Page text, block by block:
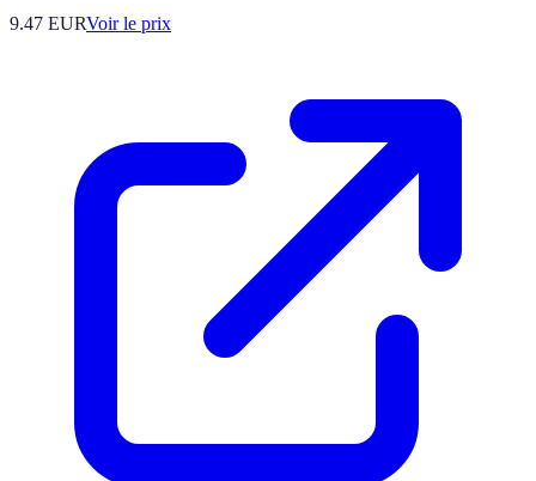
9.47 EURVoir le prix